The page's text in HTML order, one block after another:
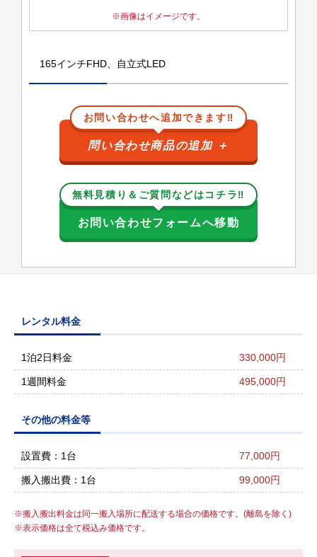
画像はイメージです。
165インチFHD、自立式LED
お問い合わせへ追加できます‼
問い合わせ商品の追加 ＋
無料見積り＆ご質問などはコチラ‼
お問い合わせフォームへ移動
レンタル料金
1泊2日料金 330,000円
1週間料金 495,000円
その他の料金等
設置費：1台 77,000円
搬入搬出費：1台 99,000円
搬入搬出料金は同一搬入場所に配送する場合の価格です。(離島を除く)
表示価格は全て税込み価格です。